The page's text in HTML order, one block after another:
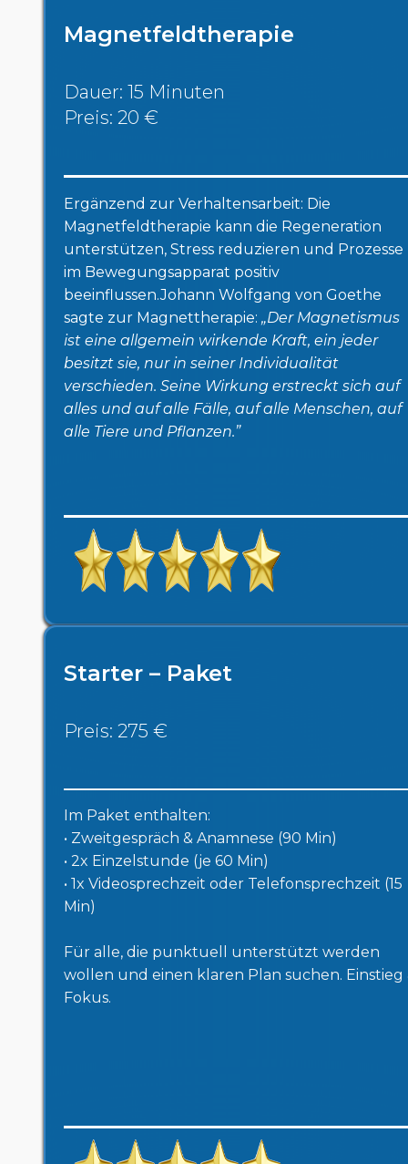
Magnetfeldtherapie
Dauer: 15 Minuten
Preis: 20 €
Ergänzend zur Verhaltensarbeit: Die
Magnetfeldtherapie kann die Regeneration
unterstützen, Stress reduzieren und Prozesse
im Bewegungsapparat positiv
beeinflussen.Johann Wolfgang von Goethe
sagte zur Magnettherapie: „Der Magnetismus
ist eine allgemein wirkende Kraft, ein jeder
besitzt sie, nur in seiner Individualität
verschieden. Seine Wirkung erstreckt sich auf
alles und auf alle Fälle, auf alle Menschen, auf
alle Tiere und Pflanzen.”
Starter – Paket
Preis: 275 €
Im Paket enthalten:
• Zweitgespräch & Anamnese (90 Min)
• 2x Einzelstunde (je 60 Min)
• 1x Videosprechzeit oder Telefonsprechzeit (15
Min)
Für alle, die punktuell unterstützt werden
wollen und einen klaren Plan suchen. Einstieg
Fokus.